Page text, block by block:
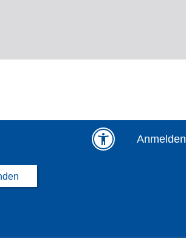
Anmelden